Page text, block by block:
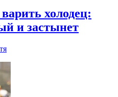
холодец:
и застынет